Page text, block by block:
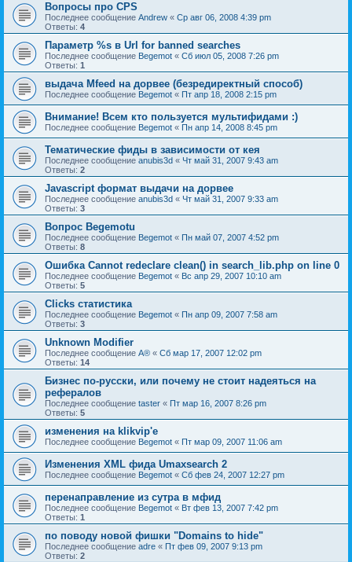
Вопросы про CPS
Последнее сообщение Andrew « Ср авг 06, 2008 4:39 pm
Ответы: 4
Параметр %s в Url for banned searches
Последнее сообщение Begemot « Сб июл 05, 2008 7:26 pm
Ответы: 1
выдача Mfeed на дорвее (безредиректный способ)
Последнее сообщение Begemot « Пт апр 18, 2008 2:15 pm
Внимание! Всем кто пользуется мультифидами :)
Последнее сообщение Begemot « Пн апр 14, 2008 8:45 pm
Тематические фиды в зависимости от кея
Последнее сообщение anubis3d « Чт май 31, 2007 9:43 am
Ответы: 2
Javascript формат выдачи на дорвее
Последнее сообщение anubis3d « Чт май 31, 2007 9:33 am
Ответы: 3
Вопрос Begemotu
Последнее сообщение Begemot « Пн май 07, 2007 4:52 pm
Ответы: 8
Ошибка Cannot redeclare clean() in search_lib.php on line 0
Последнее сообщение Begemot « Вс апр 29, 2007 10:10 am
Ответы: 5
Clicks статистика
Последнее сообщение Begemot « Пн апр 09, 2007 7:58 am
Ответы: 3
Unknown Modifier
Последнее сообщение A® « Сб мар 17, 2007 12:02 pm
Ответы: 14
Бизнес по-русски, или почему не стоит надеяться на
рефералов
Последнее сообщение taster « Пт мар 16, 2007 8:26 pm
Ответы: 5
изменения на klikvip'е
Последнее сообщение Begemot « Пт мар 09, 2007 11:06 am
Изменения XML фида Umaxsearch 2
Последнее сообщение Begemot « Сб фев 24, 2007 12:27 pm
перенаправление из сутра в мфид
Последнее сообщение Begemot « Вт фев 13, 2007 7:42 pm
Ответы: 1
по поводу новой фишки "Domains to hide"
Последнее сообщение adre « Пт фев 09, 2007 9:13 pm
Ответы: 2